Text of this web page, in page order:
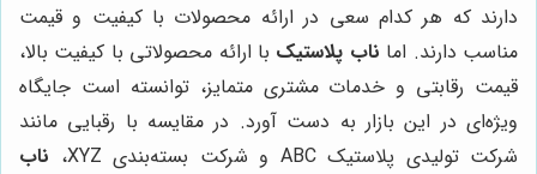
دارند که هر کدام سعی در ارائه محصولات با کیفیت و قیمت
مناسب دارند. اما ناب پلاستیک با ارائه محصولاتی با کیفیت بالا،
قیمت رقابتی و خدمات مشتری متمایز، توانسته است جایگاه
ویژه‌ای در این بازار به دست آورد. در مقایسه با رقبایی مانند
شرکت تولیدی پلاستیک ABC و شرکت بسته‌بندی XYZ،
ناب